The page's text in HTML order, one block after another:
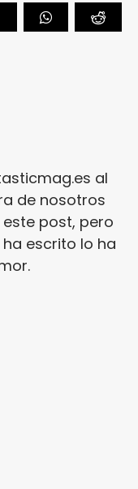
al
de nosotros
post, pero
escrito lo ha